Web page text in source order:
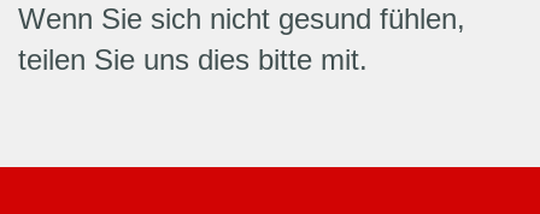
Wenn Sie sich nicht gesund fühlen,
teilen Sie uns dies bitte mit.